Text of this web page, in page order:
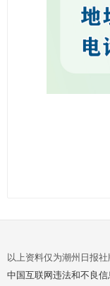
以上资料仅为潮州日报
中国互联网违法和不良